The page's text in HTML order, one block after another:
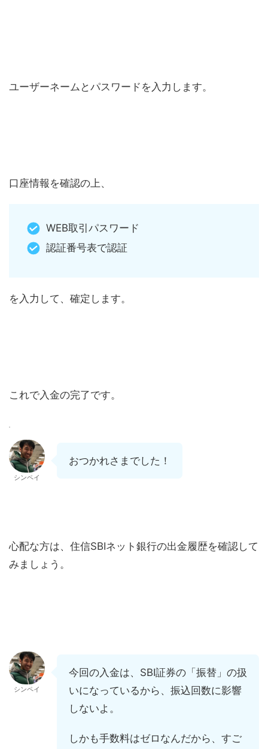
ユーザーネームとパスワードを入力します。
口座情報を確認の上、
WEB取引パスワード
認証番号表で認証
を入力して、確定します。
これで入金の完了です。
シンペイ
おつかれさまでした！
心配な方は、住信SBIネット銀行の出金履歴を確認して
みましょう。
シンペイ
今回の入金は、SBI証券の「振替」の扱
いになっているから、振込回数に影響
しないよ。
しかも手数料はゼロなんだから、すご